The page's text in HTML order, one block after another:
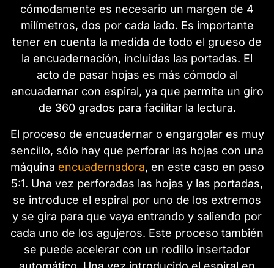
cómodamente es necesario un margen de 4
milímetros, dos por cada lado. Es importante
tener en cuenta la medida de todo el grueso de
la encuadernación, incluidas las portadas. El
acto de pasar hojas es más cómodo al
encuadernar con espiral, ya que permite un giro
de 360 grados para facilitar la lectura.
El proceso de encuadernar o engargolar es muy
sencillo, sólo hay que perforar las hojas con una
máquina encuadernadora, en este caso en paso
5:1. Una vez perforadas las hojas y las portadas,
se introduce el espiral por uno de los extremos
y se gira para que vaya entrando y saliendo por
cada uno de los agujeros. Este proceso también
se puede acelerar con un rodillo insertador